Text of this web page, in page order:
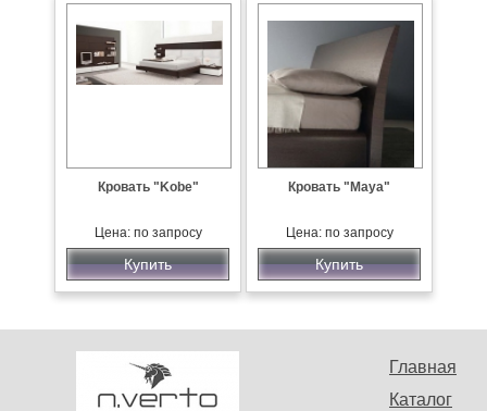
Кровать "Kobe"
Цена: по запросу
Купить
Кровать "Maya"
Цена: по запросу
Купить
Главная
Каталог